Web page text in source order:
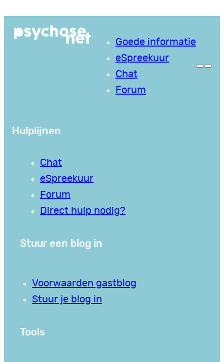
naar
Goede informatie
eSpreekuur
Chat
Forum
Hulplijnen
Chat
eSpreekuur
Forum
Direct hulp nodig?
Stuur een blog in
Voorwaarden gastblog
Stuur je blog in
Tools